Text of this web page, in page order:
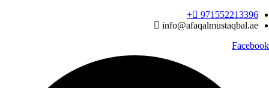
Skip
to
971552213396‬+
info@afaqalmustaqbal.ae
Facebook